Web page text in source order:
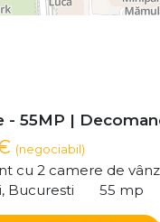
- 55MP |
(negociabil)
cu 2 camere de
Bucuresti
55 mp